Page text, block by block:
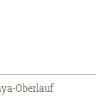
Oberlauf